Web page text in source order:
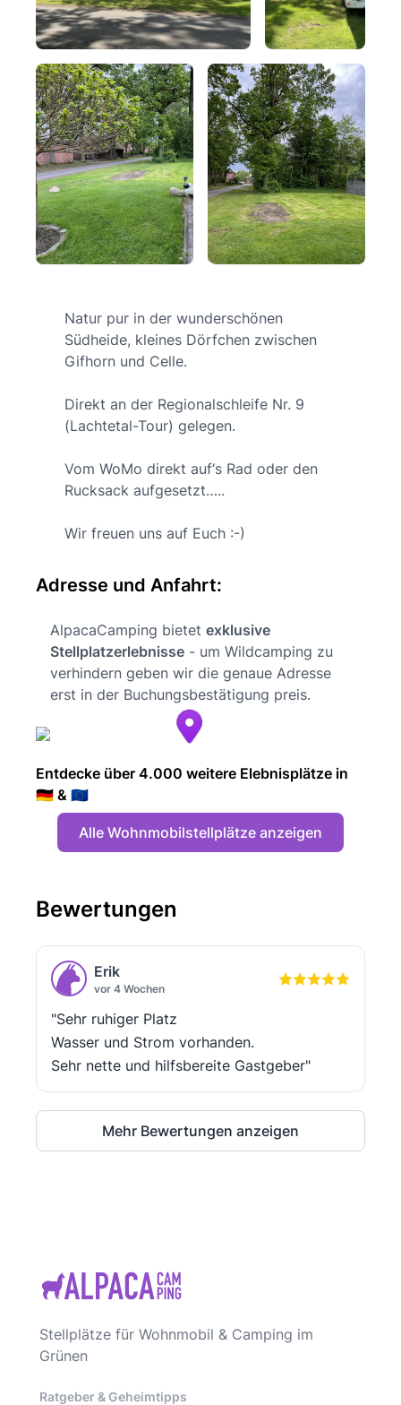
Natur pur in der wunderschönen
Südheide, kleines Dörfchen zwischen
Gifhorn und Celle.
Direkt an der Regionalschleife Nr. 9
(Lachtetal-Tour) gelegen.
Vom WoMo direkt auf‘s Rad oder den
Rucksack aufgesetzt…..
Wir freuen uns auf Euch :-)
Adresse und Anfahrt:
AlpacaCamping bietet exklusive
Stellplatzerlebnisse - um Wildcamping zu
verhindern geben wir die genaue Adresse
erst in der Buchungsbestätigung preis.
Entdecke über 4.000 weitere Elebnisplätze in
🇩🇪 & 🇪🇺
Alle Wohnmobilstellplätze anzeigen
Bewertungen
Erik
vor 4 Wochen
"Sehr ruhiger Platz
Wasser und Strom vorhanden.
Sehr nette und hilfsbereite Gastgeber"
Mehr Bewertungen anzeigen
Stellplätze für Wohnmobil & Camping im
Grünen
Ratgeber & Geheimtipps